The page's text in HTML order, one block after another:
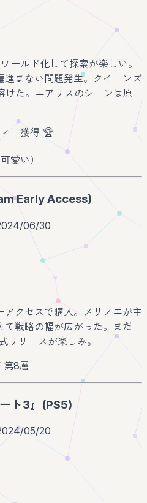
ールド化して探索が楽しい。
まない問題発生。クイーンズ
けた。エアリスのシーンは原
ー獲得 🏆
愛い）
Early Access)
06/30
クセスで購入。メリノエが主
て戦略の幅が広がった。まだ
リリースが楽しみ。
第8層
ト3』(PS5)
05/20